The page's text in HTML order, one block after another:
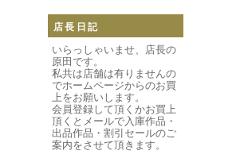
店長日記
いらっしゃいませ、店長の
原田です。
私共は店舗は有りませんの
でホームページからのお買
上をお願いします。
会員登録して頂くかお買上
頂くとメールで入庫作品・
出品作品・割引セールのご
案内をさせて頂きます。